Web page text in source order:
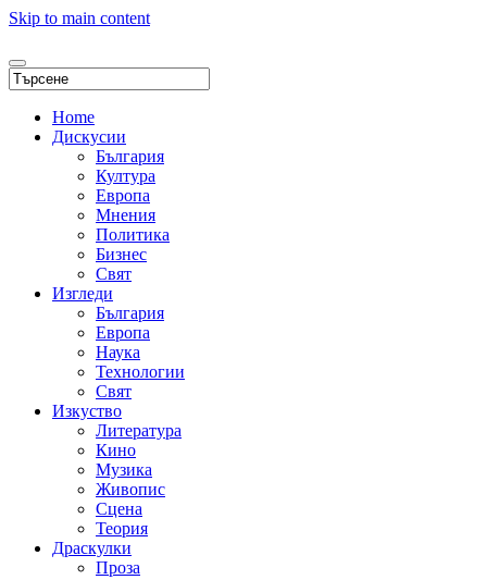
Skip to main content
Home
Дискусии
България
Култура
Европа
Мнения
Политика
Бизнес
Свят
Изгледи
България
Европа
Наука
Технологии
Свят
Изкуство
Литература
Кино
Музика
Живопис
Сцена
Теория
Драскулки
Проза